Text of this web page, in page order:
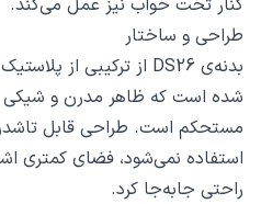
طراحی و ساختار
شده است که ظاهر مدرن و شیکی
مستحکم است. طراحی قابل
استفاده نمی‌شود، فضای کمتری
راحتی جابه‌جا کرد.